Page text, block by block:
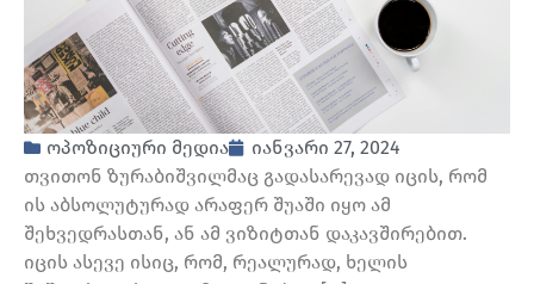
ოპოზიციური მედია
იანვარი 27, 2024
თვითონ ზურაბიშვილმაც გადასარევად იცის, რომ
ის აბსოლუტურად არაფერ შუაში იყო ამ
შეხვედრასთან, ან ამ ვიზიტთან დაკავშირებით.
იცის ასევე ისიც, რომ, რეალურად, ხელის